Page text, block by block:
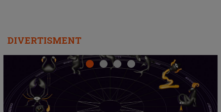
DIVERTISMENT